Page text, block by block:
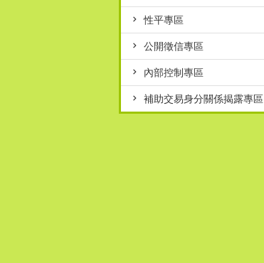
性平專區
公開徵信專區
內部控制專區
補助交易身分關係揭露專區